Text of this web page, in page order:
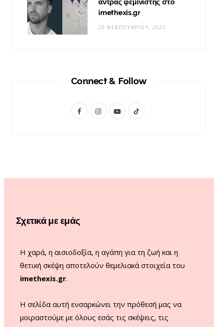
άντρας φεμινιστής στο
imethexis.gr
20 ΦΕΒΡΟΥΑΡΊΟΥ, 2023
Connect & Follow
F
b
I
a
Y
u
T
o
Σχετικά με εμάς
Η χαρά, η αισιοδοξία, η αγάπη για τη ζωή και η
θετική σκέψη αποτελούν θεμελιακά στοιχεία του
imethexis.gr.
H σελίδα αυτή ενσαρκώνει την πρόθεσή μας να
μοιραστούμε με όλους εσάς τις σκέψεις, τις